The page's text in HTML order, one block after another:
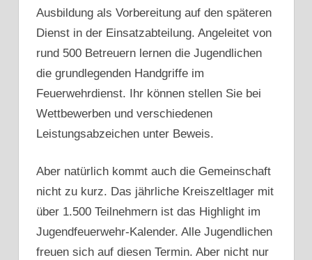
Ausbildung als Vorbereitung auf den späteren
Dienst in der Einsatzabteilung. Angeleitet von
rund 500 Betreuern lernen die Jugendlichen
die grundlegenden Handgriffe im
Feuerwehrdienst. Ihr können stellen Sie bei
Wettbewerben und verschiedenen
Leistungsabzeichen unter Beweis.
Aber natürlich kommt auch die Gemeinschaft
nicht zu kurz. Das jährliche Kreiszeltlager mit
über 1.500 Teilnehmern ist das Highlight im
Jugendfeuerwehr-Kalender. Alle Jugendlichen
freuen sich auf diesen Termin. Aber nicht nur